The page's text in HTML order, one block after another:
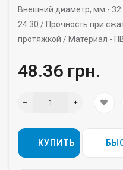
Внешний диаметр, мм -
24.30 / Прочность при
протяжкой / Материал -
48.36 грн.
КУПИТЬ